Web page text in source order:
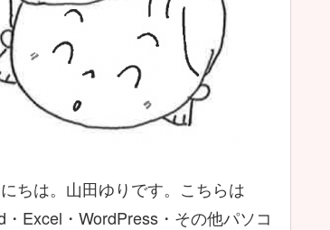
ちは。山田ゆりです。こちらは
・Excel・WordPress・その他パソコ